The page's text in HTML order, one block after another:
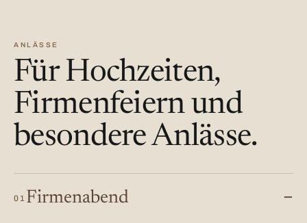
ANLÄSSE
Für Hochzeiten,
Firmenfeiern und
besondere Anlässe.
01 Firmenabend